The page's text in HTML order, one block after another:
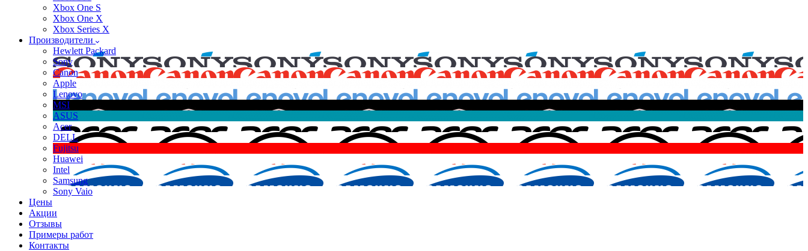
Xbox One S
Xbox One X
Xbox Series X
Производители
Hewlett Packard
Sony
Canon
Apple
Lenovo
MSI
ASUS
Acer
DELL
Fujitsu
Huawei
Intel
Samsung
Sony Vaio
Цены
Акции
Отзывы
Примеры работ
Контакты